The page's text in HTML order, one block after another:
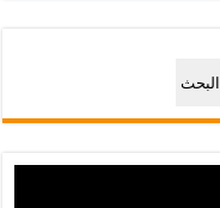
البحث